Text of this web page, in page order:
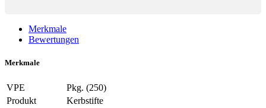
Merkmale
Bewertungen
Merkmale
VPE
Pkg. (250)
Produkt
Kerbstifte